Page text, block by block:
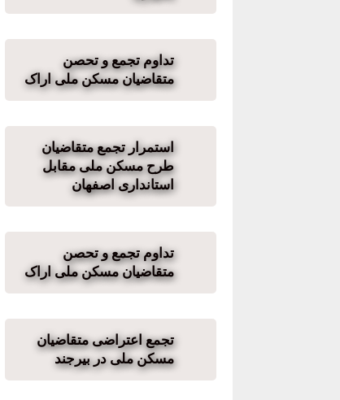
تداوم تجمع و تحصن
متقاضیان مسکن ملی اراک
استمرار تجمع متقاضیان
طرح مسکن ملی مقابل
استانداری اصفهان
تداوم تجمع و تحصن
متقاضیان مسکن ملی اراک
تجمع اعتراضی متقاضیان
مسکن ملی در بیرجند